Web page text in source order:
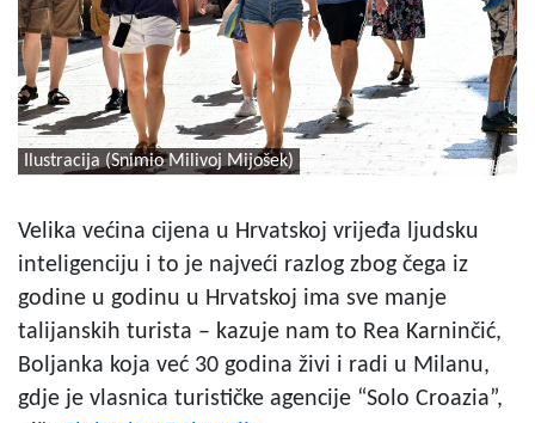
Ilustracija (Snimio Milivoj Mijošek)
Velika većina cijena u Hrvatskoj vrijeđa ljudsku
inteligenciju i to je najveći razlog zbog čega iz
godine u godinu u Hrvatskoj ima sve manje
talijanskih turista – kazuje nam to Rea Karninčić,
Boljanka koja već 30 godina živi i radi u Milanu,
gdje je vlasnica turističke agencije “Solo Croazia”,